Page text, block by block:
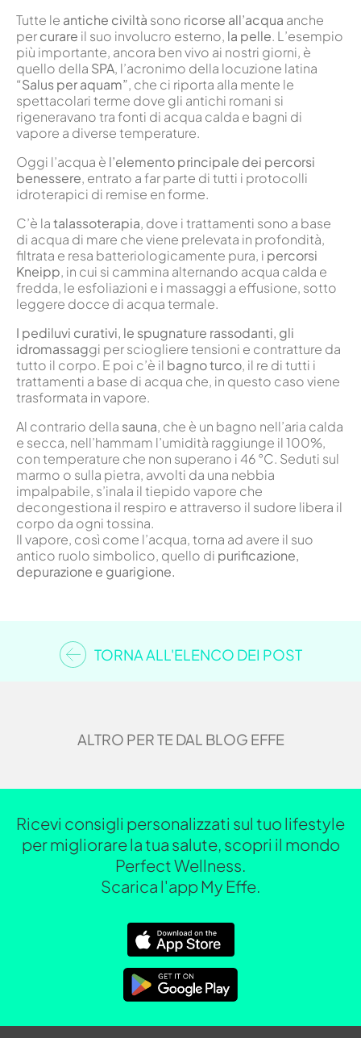
Tutte le antiche civiltà sono ricorse all’acqua anche
percurare il suo involucro esterno, la pelle. L’esempio
più importante, ancora ben vivo ai nostri giorni, è
quello della SPA, l’acronimo della locuzione latina
“Salus per aquam”, che ci riporta alla mente le
spettacolari terme dove gli antichi romani si
rigeneravano tra fonti di acqua calda e bagni di
vapore a diverse temperature.
Oggi l’acqua è l’elemento principale dei percorsi
benessere, entrato a far parte di tutti i protocolli
idroterapici di remise en forme.
C’è latalassoterapia, dove i trattamenti sono a base
di acqua di mare che viene prelevata in profondità,
filtrata e resa batteriologicamente pura, i percorsi
Kneipp, in cui si cammina alternando acqua calda e
fredda, le esfoliazioni e i massaggi a effusione, sotto
leggere docce di acqua termale.
I pediluvi curativi, le spugnature rassodanti, gli
idromassaggi per sciogliere tensioni e contratture da
tutto il corpo. E poi c’è il bagno turco, il re di tutti i
trattamenti a base di acqua che, in questo caso viene
trasformata in vapore.
Al contrario della sauna, che è un bagno nell’aria calda
e secca, nell’hammam l’umidità raggiunge il 100%,
con temperature che non superano i 46 °C. Seduti sul
marmo o sulla pietra, avvolti da una nebbia
impalpabile, s’inala il tiepido vapore che
decongestiona il respiro e attraverso il sudore libera il
corpo da ogni tossina.
Il vapore, così come l’acqua, torna ad avere il suo
antico ruolo simbolico, quello di purificazione,
depurazione e guarigione.
TORNA ALL'ELENCO DEI POST
ALTRO PER TE DAL BLOG EFFE
Ricevi consigli personalizzati sul tuo lifestyle
per migliorare la tua salute, scopri il mondo
Perfect Wellness.
Scarica l'app My Effe.